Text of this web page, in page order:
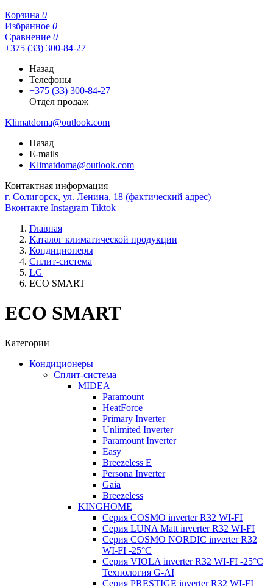
Корзина 0
Избранное 0
Сравнение 0
+375 (33) 300-84-27
Назад
Телефоны
+375 (33) 300-84-27
Отдел продаж
Klimatdoma@outlook.com
Назад
E-mails
Klimatdoma@outlook.com
Контактная информация
г. Солигорск, ул. Ленина, 18 (фактический адрес)
Вконтакте Instagram Tiktok
Главная
Каталог климатической продукции
Кондиционеры
Сплит-система
LG
ECO SMART
ECO SMART
Категории
Кондиционеры
Сплит-система
MIDEA
Paramount
HeatForce
Primary Inverter
Unlimited Inverter
Paramount Inverter
Easy
Breezeless E
Persona Inverter
Gaia
Breezeless
KINGHOME
Серия COSMO inverter R32 WI-FI
Серия LUNA Matt inverter R32 WI-FI
Серия COSMO NORDIC inverter R32
WI-FI -25°C
Серия VIOLA inverter R32 WI-FI -25°C
Технология G-AI
Серия PRESTIGE inverter R32 WI-FI